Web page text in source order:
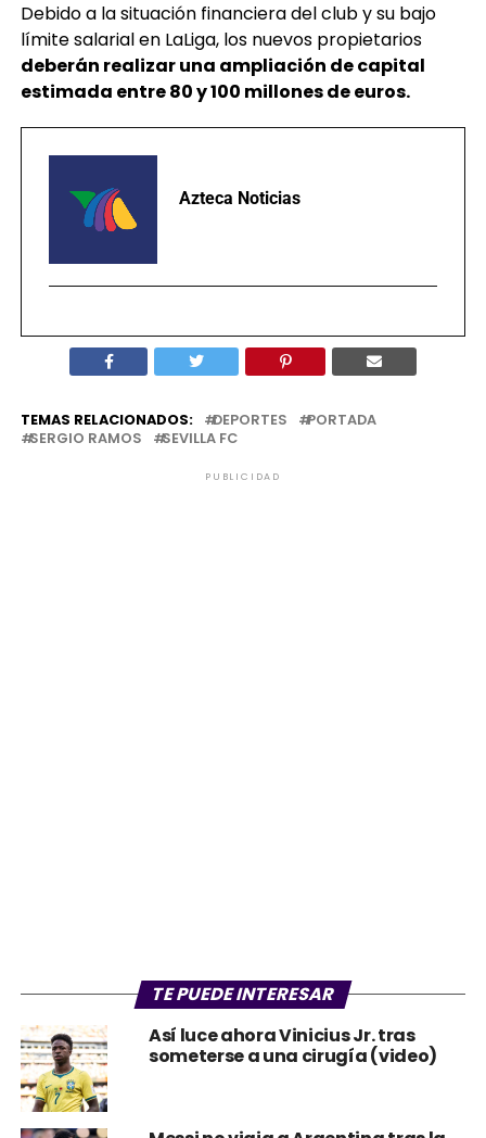
Debido a la situación financiera del club y su bajo
límite salarial en LaLiga, los nuevos propietarios
deberán realizar una ampliación de capital
estimada entre 80 y 100 millones de euros.
Azteca Noticias
TEMAS RELACIONADOS: DEPORTES
PORTADA
SERGIO RAMOS
SEVILLA FC
PUBLICIDAD
TE PUEDE INTERESAR
Así luce ahora Vinicius Jr. tras
someterse a una cirugía (video)